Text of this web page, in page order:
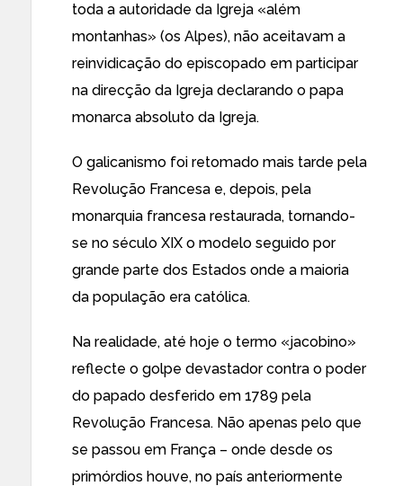
toda a autoridade da Igreja «além
montanhas» (os Alpes), não aceitavam a
reinvidicação do episcopado em participar
na direcção da Igreja declarando o papa
monarca absoluto da Igreja.
O galicanismo foi retomado mais tarde pela
Revolução Francesa e, depois, pela
monarquia francesa restaurada, tornando-
se no século XIX o modelo seguido por
grande parte dos Estados onde a maioria
da população era católica.
Na realidade, até hoje o termo «jacobino»
reflecte o golpe devastador contra o poder
do papado desferido em 1789 pela
Revolução Francesa. Não apenas pelo que
se passou em França – onde desde os
primórdios houve, no país anteriormente